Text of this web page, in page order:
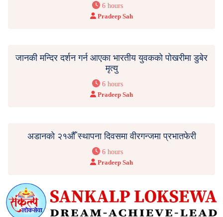
6 hours
Pradeep Sah
जानकी मन्दिर दर्शन गर्न आएका भारतीय युवकको पोखरीमा डुबेर
मृत्यु
6 hours
Pradeep Sah
अडानको २१औँ स्थापना दिवसमा वीरगन्जमा प्रभातफेरी
6 hours
Pradeep Sah